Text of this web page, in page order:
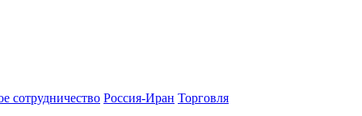
сотрудничество Россия-Иран Торговля